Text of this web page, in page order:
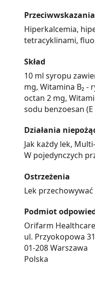
Hiperkalcemia,
tetracyklinami,
Skład
10 ml syropu
mg, Witamina B₂ -
octan 2 mg,
sodu benzoesan
Działania
Jak każdy lek,
W pojedynczych
Ostrzeżenia
Lek
Podmiot
Orifarm
ul. Przyokopowa 31
01-208 Warszawa
Polska